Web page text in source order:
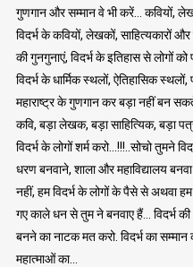
गुणगान और सम्मान वे भी करें… कवियों,
विदर्भ के कवियों, लेखकों, साहित्यकारों और
की गुनगुनाएं, विदर्भ के इतिहास से लोगों
विदर्भ के धार्मिक स्थलों, ऐतिहासिक
महाराष्ट्र के गुणगान कर बड़ा नहीं बन
कवि, बड़ा लेखक, बड़ा साहित्यिक, बड़ा
विदर्भ के लोगों शर्म करो…!!!..सोचो तुमने
धरण बनवाने, शाला और महाविद्यालय
नहीं, हम विदर्भ के लोगों के पैसे से अथवा
गए काले धन से तुम ने बनवाए हैं… विदर्भ की
बनने का नाटक मत करो. विदर्भ का
महात्माओं का…